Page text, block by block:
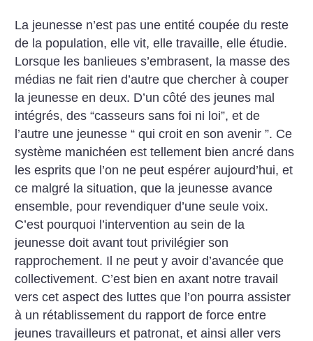
La jeunesse n’est pas une entité coupée du reste
de la population, elle vit, elle travaille, elle étudie.
Lorsque les banlieues s’embrasent, la masse des
médias ne fait rien d’autre que chercher à couper
la jeunesse en deux. D’un côté des jeunes mal
intégrés, des “casseurs sans foi ni loi”, et de
l’autre une jeunesse “ qui croit en son avenir ”. Ce
système manichéen est tellement bien ancré dans
les esprits que l’on ne peut espérer aujourd’hui, et
ce malgré la situation, que la jeunesse avance
ensemble, pour revendiquer d’une seule voix.
C’est pourquoi l’intervention au sein de la
jeunesse doit avant tout privilégier son
rapprochement. Il ne peut y avoir d’avancée que
collectivement. C’est bien en axant notre travail
vers cet aspect des luttes que l’on pourra assister
à un rétablissement du rapport de force entre
jeunes travailleurs et patronat, et ainsi aller vers